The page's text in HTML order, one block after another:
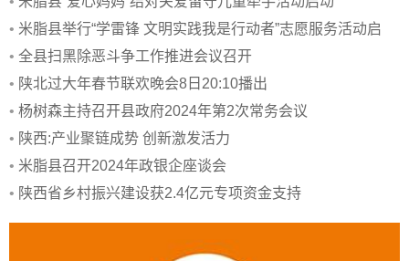
• 米脂县举行“学雷锋 文明实践我是行动者”志愿服务活动启
• 全县扫黑除恶斗争工作推进会议召开
• 陕北过大年春节联欢晚会8日20:10播出
• 杨树森主持召开县政府2024年第2次常务会议
• 陕西:产业聚链成势 创新激发活力
• 米脂县召开2024年政银企座谈会
• 陕西省乡村振兴建设获2.4亿元专项资金支持